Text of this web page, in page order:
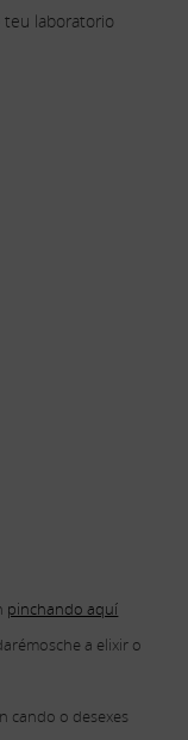
teu laboratorio
pinchando aquí
a elixir o
cando o desexes